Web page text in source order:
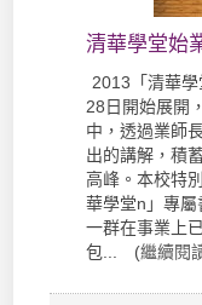
清華學堂始
2013「清華
28日開始展開
中，透過業師
出的講解，積
高峰。本校特
華學堂n」專屬
一群在事業上
包... (繼續閱